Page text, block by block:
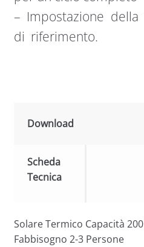
– Impostazione
di riferimento.
Download
Scheda
Tecnica
Solare Termico Capacità
Fabbisogno 2-3 Persone